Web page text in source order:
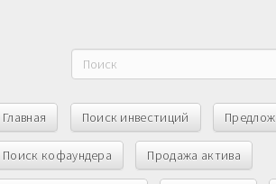
Главная Поиск инвестиций
Поиск кофаундера Продажа актива